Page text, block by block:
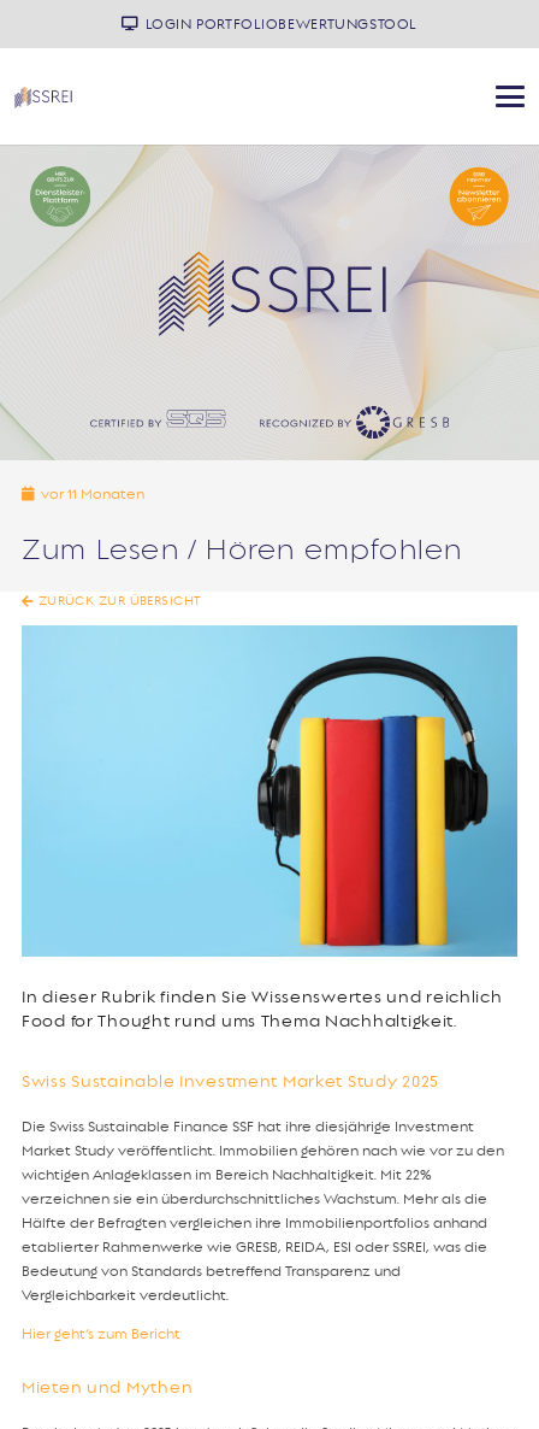
LOGIN PORTFOLIOBEWERTUNGSTOOL
vor 11 Monaten
Zum Lesen / Hören empfohlen
ZURÜCK ZUR ÜBERSICHT
In dieser Rubrik finden Sie Wissenswertes und reichlich
Food for Thought rund ums Thema Nachhaltigkeit.
Swiss Sustainable Investment Market Study 2025
Die Swiss Sustainable Finance SSF hat ihre diesjährige Investment
Market Study veröffentlicht. Immobilien gehören nach wie vor zu den
wichtigen Anlageklassen im Bereich Nachhaltigkeit. Mit 22%
verzeichnen sie ein überdurchschnittliches Wachstum. Mehr als die
Hälfte der Befragten vergleichen ihre Immobilienportfolios anhand
etablierter Rahmenwerke wie GRESB, REIDA, ESI oder SSREI, was die
Bedeutung von Standards betreffend Transparenz und
Vergleichbarkeit verdeutlicht.
Hier geht’s zum Bericht
Mieten und Mythen